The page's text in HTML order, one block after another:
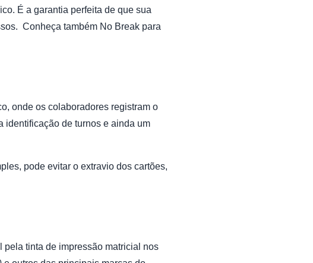
É a garantia perfeita de que sua
Conheça também No Break para
onde os colaboradores registram o
identificação de turnos e ainda um
pode evitar o extravio dos cartões,
pela tinta de impressão matricial nos